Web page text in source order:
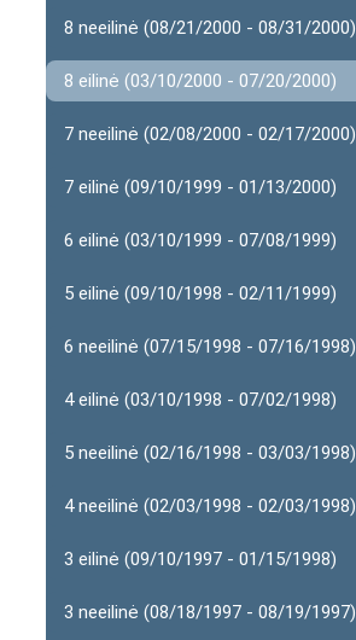
8 neeilinė (08/21/2000 - 08/31/2000)
8 eilinė (03/10/2000 - 07/20/2000)
7 neeilinė (02/08/2000 - 02/17/2000)
7 eilinė (09/10/1999 - 01/13/2000)
6 eilinė (03/10/1999 - 07/08/1999)
5 eilinė (09/10/1998 - 02/11/1999)
6 neeilinė (07/15/1998 - 07/16/1998)
4 eilinė (03/10/1998 - 07/02/1998)
5 neeilinė (02/16/1998 - 03/03/1998)
4 neeilinė (02/03/1998 - 02/03/1998)
3 eilinė (09/10/1997 - 01/15/1998)
3 neeilinė (08/18/1997 - 08/19/1997)